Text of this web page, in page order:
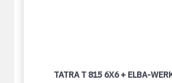
TATRA T 815 6X6 + ELBA-